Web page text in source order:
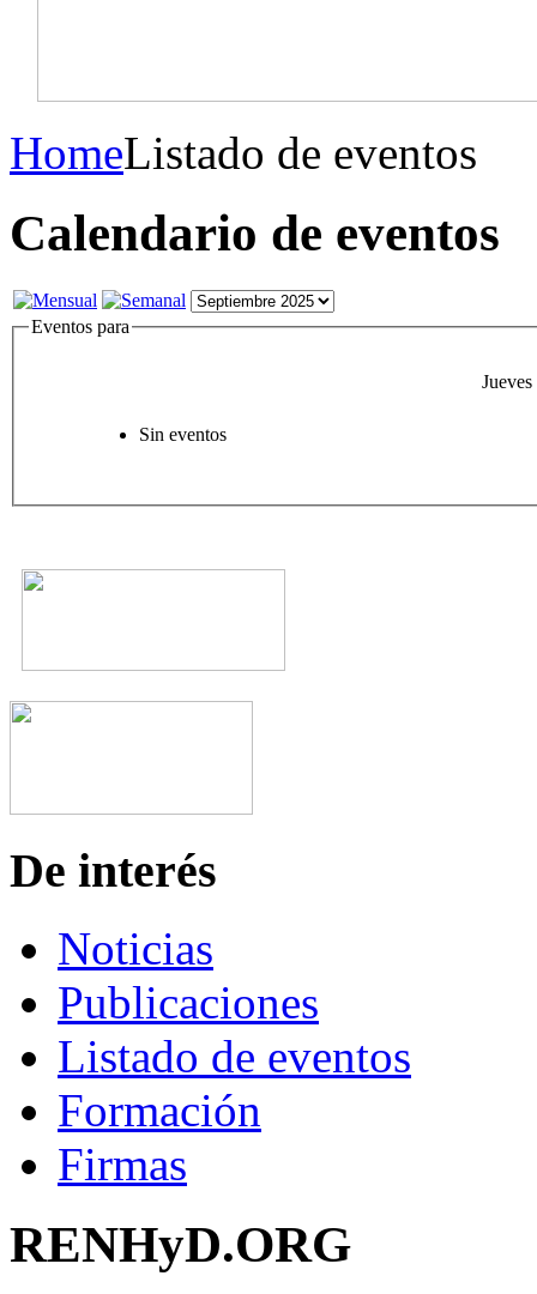
HomeListado de eventos
Calendario de eventos
Eventos para
Sin eventos
De interés
Noticias
Publicaciones
Listado de eventos
Formación
Firmas
RENHyD.ORG